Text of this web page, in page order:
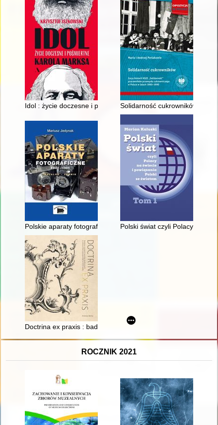
Idol : życie doczesne i pośmiertne Karola Marksa
Solidarność cukrowników :
Polskie aparaty fotograficzne 1933-1985 : katalog, cennik
Polski świat czyli Polacy na
Doctrina ex praxis : badania recepcji wzorów graficznych w
ROCZNIK 2021